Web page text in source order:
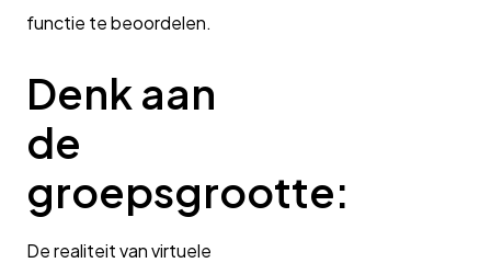
functie te beoordelen.
Denk aan
de
groepsgrootte:
De realiteit van virtuele